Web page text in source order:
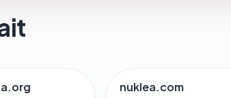
nuklea.com